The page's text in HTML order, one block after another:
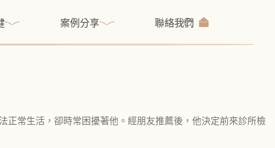
案例分享 聯絡我們
正常生活，卻時常困擾著他。經朋友推薦後，他決定前來診所檢